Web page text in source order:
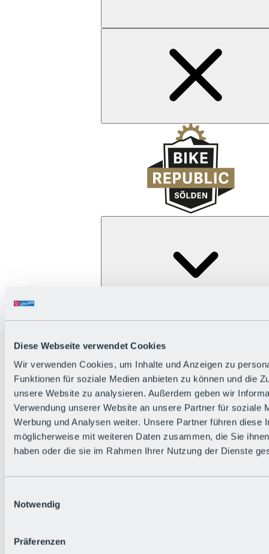
Diese Webseite verwendet Cookies
Wir verwenden Cookies, um Inhalte und Anzeigen zu
Funktionen für soziale Medien anbieten zu können und die
unsere Website zu analysieren. Außerdem geben wir
Verwendung unserer Website an unsere Partner für soziale
Werbung und Analysen weiter. Unsere Partner führen diese
möglicherweise mit weiteren Daten zusammen, die Sie
haben oder die sie im Rahmen Ihrer Nutzung der Dienste
Notwendig
Präferenzen
Bürger:in werden
Bikepark-Rules
Bikepark-Partnerschaften
Nachhaltigkeit in der BRS
Bikepark & Tickets